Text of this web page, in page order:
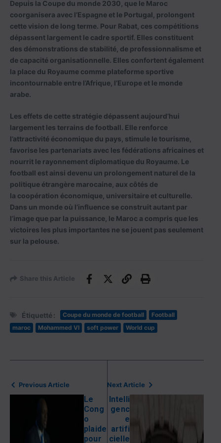
Depuis la Coupe du monde 2030, que le Maroc
coorganisera avec l’Espagne et le Portugal, prolongent
cette vision de long terme. Pour Rabat, ces compétitions
dépassent largement le cadre sportif. Elles constituent
des démonstrations de stabilité, de professionnalisme et
de capacité organisationnelle. Elles confortent également
la place du Royaume comme plateforme sportive
incontournable entre l’Afrique, l’Europe et le monde
arabe.
Les effets de cette stratégie dépassent aujourd’hui
largement les terrains de football. Elle renforce
l’attractivité économique du pays, stimule le tourisme,
favorise les partenariats avec les fédérations africaines et
nourrit le rayonnement diplomatique du Royaume. Le
football est ainsi devenu un prolongement naturel de la
politique étrangère marocaine, aux côtés de
la coopération économique, universitaire et culturelle.
Dans un monde où l’influence se construit autant par
l’image que par la puissance, le Maroc a compris que les
victoires les plus importantes ne se jouent pas seulement
sur la pelouse.
Share this Article
Étiquetté : Coupe du monde de football
Football
maroc
Mohammed VI soft power World cup
Previous Article
Le
Cong
o
plaide
pour
Next Article
Intelli
genc
e
artifi
cielle